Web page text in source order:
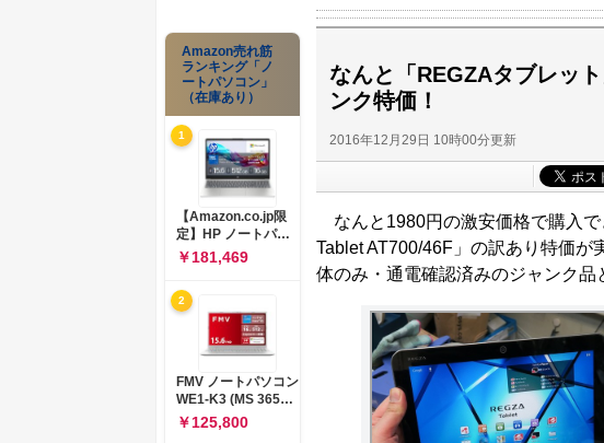
なんと「REGZAタブレッ
ンク特価！
2016年12月29日 10時00分更新
なんと1980円の激安価格で購入
Tablet AT700/46F」の訳あり特価
体のみ・通電確認済みのジャンク品
Amazon売れ筋
ランキング「ノ
ートパソコン」
（在庫あり）
1
【Amazon.co.jp限
定】HP ノートパソ
コン 15-fd 15.6イン
チ インテル Core 5
120U メモリ16GB
SSD512GB
Windows 11
Microsoft Office
2024搭載 WPS
Office搭載 カメラシ
ャッター 指紋認証 薄
型 Copilotキー搭載
ナチュラルシルバー
￥181,469
2
FMV ノートパソコン
WE1-K3 (MS 365
Personal/Copilotキ
ー搭載/Win 11/15.6
￥125,800